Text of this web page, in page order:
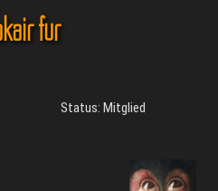
für
Status: Mitglied